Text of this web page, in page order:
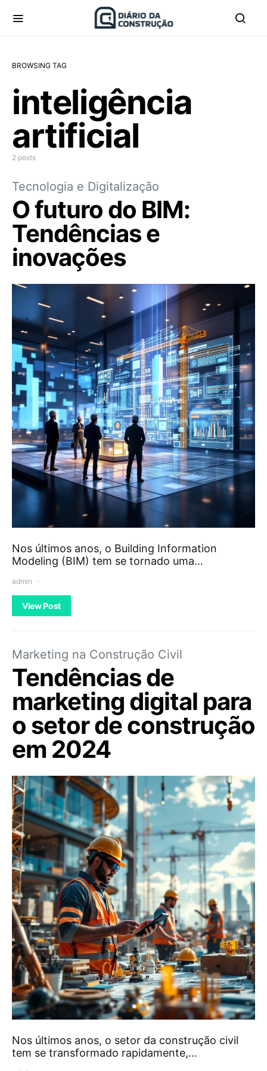
BROWSING TAG
inteligência
artificial
2 posts
Tecnologia e Digitalização
O futuro do BIM:
Tendências e
inovações
Nos últimos anos, o Building Information
Modeling (BIM) tem se tornado uma…
admin
View Post
Marketing na Construção Civil
Tendências de
marketing digital para
o setor de construção
em 2024
Nos últimos anos, o setor da construção civil
tem se transformado rapidamente,…